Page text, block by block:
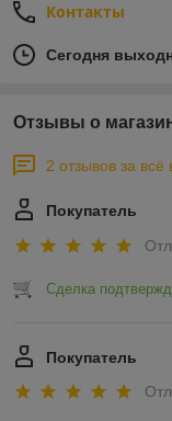
Контакты
Сегодня
Отзывы о
2 отзывов за всё
Покупатель
Сделка
Покупатель